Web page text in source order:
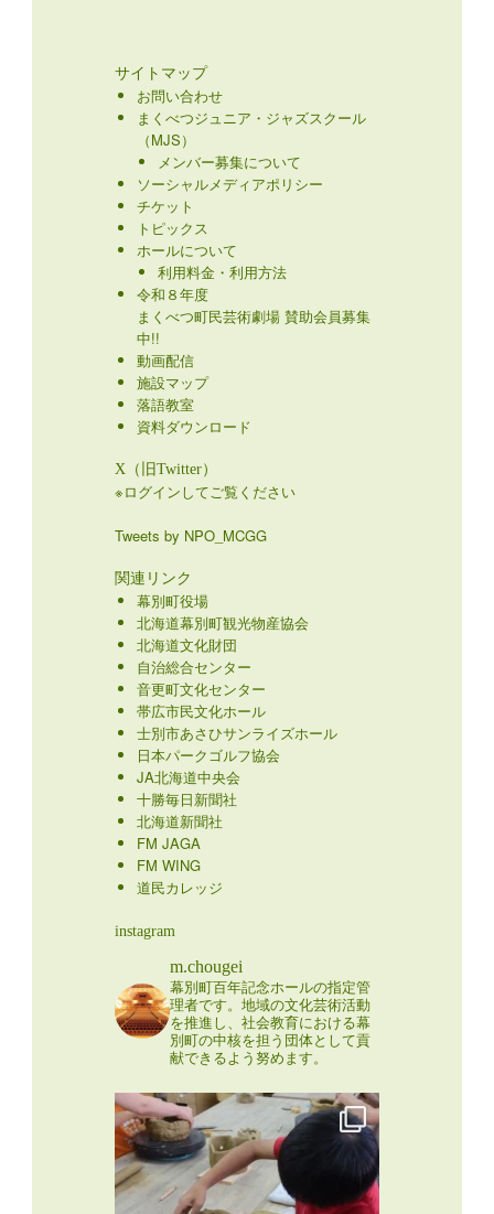
サイトマップ
お問い合わせ
まくべつジュニア・ジャズスクール
（MJS）
メンバー募集について
ソーシャルメディアポリシー
チケット
トピックス
ホールについて
利用料金・利用方法
令和８年度
まくべつ町民芸術劇場 賛助会員募集
中!!
動画配信
施設マップ
落語教室
資料ダウンロード
X（旧Twitter）
※ログインしてご覧ください
Tweets by NPO_MCGG
関連リンク
幕別町役場
北海道幕別町観光物産協会
北海道文化財団
自治総合センター
音更町文化センター
帯広市民文化ホール
士別市あさひサンライズホール
日本パークゴルフ協会
JA北海道中央会
十勝毎日新聞社
北海道新聞社
FM JAGA
FM WING
道民カレッジ
instagram
m.chougei
幕別町百年記念ホールの指定管
理者です。地域の文化芸術活動
を推進し、社会教育における幕
別町の中核を担う団体として貢
献できるよう努めます。